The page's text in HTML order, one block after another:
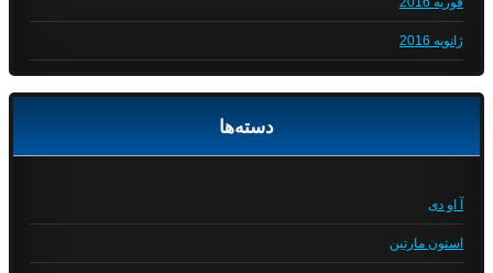
ژانویه 2016
دسته‌ها
آ او دی
استون مارتین